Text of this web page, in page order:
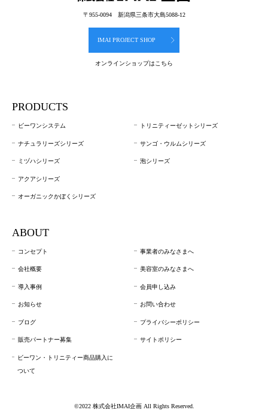
〒955-0094 新潟県三条市大島5088-12
IMAI PROJECT SHOP
オンラインショップはこちら
PRODUCTS
ビーワンシステム
ナチュラリーズシリーズ
ミヅハシリーズ
アクアシリーズ
オーガニックかぼくシリーズ
トリニティーゼットシリーズ
サンゴ・ウルムシリーズ
泡シリーズ
ABOUT
コンセプト
会社概要
導入事例
お知らせ
ブログ
販売パートナー募集
ビーワン・トリニティー商品購入に
ついて
事業者のみなさまへ
美容室のみなさまへ
会員申し込み
お問い合わせ
プライバシーポリシー
サイトポリシー
©2022 株式会社IMAI企画 All Rights Reserved.